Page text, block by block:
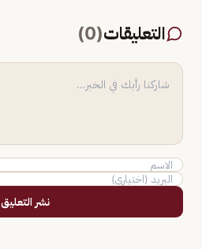
التعليقات(
0
)
نشر التعليق